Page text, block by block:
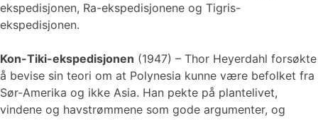
ekspedisjonen, Ra-ekspedisjonene og Tigris-
ekspedisjonen.
Kon-Tiki-ekspedisjonen (1947) – Thor Heyerdahl forsøkte
å bevise sin teori om at Polynesia kunne være befolket fra
Sør-Amerika og ikke Asia. Han pekte på plantelivet,
vindene og havstrømmene som gode argumenter, og